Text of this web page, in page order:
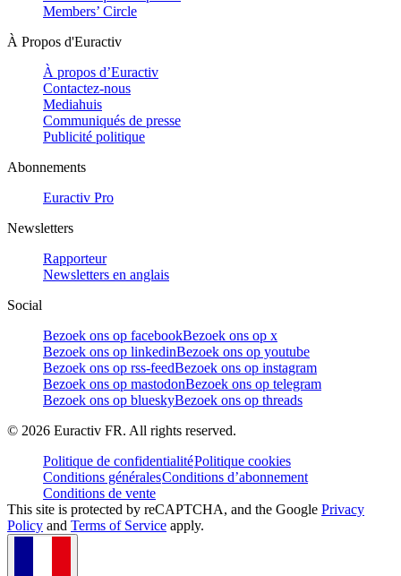
Members’ Circle
À Propos d'Euractiv
À propos d’Euractiv
Contactez-nous
Mediahuis
Communiqués de presse
Publicité politique
Abonnements
Euractiv Pro
Newsletters
Rapporteur
Newsletters en anglais
Social
Bezoek ons op facebookBezoek ons op x
Bezoek ons op linkedinBezoek ons op youtube
Bezoek ons op rss-feedBezoek ons op instagram
Bezoek ons op mastodonBezoek ons op telegram
Bezoek ons op blueskyBezoek ons op threads
© 2026 Euractiv FR. All rights reserved.
Politique de confidentialitéPolitique cookies
Conditions généralesConditions d’abonnement
Conditions de vente
This site is protected by reCAPTCHA, and the Google Privacy
Policy and Terms of Service apply.